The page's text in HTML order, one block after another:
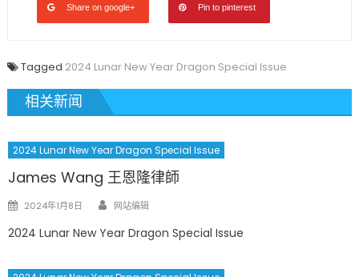
Share on google+ Pin to pinterest
Tagged 2024 Lunar New Year Dragon Special Issue
相关新闻
2024 Lunar New Year Dragon Special Issue
James Wang 王恩隆律師
Posted
2024年1月8日 Author
网站编辑
2024 Lunar New Year Dragon Special Issue